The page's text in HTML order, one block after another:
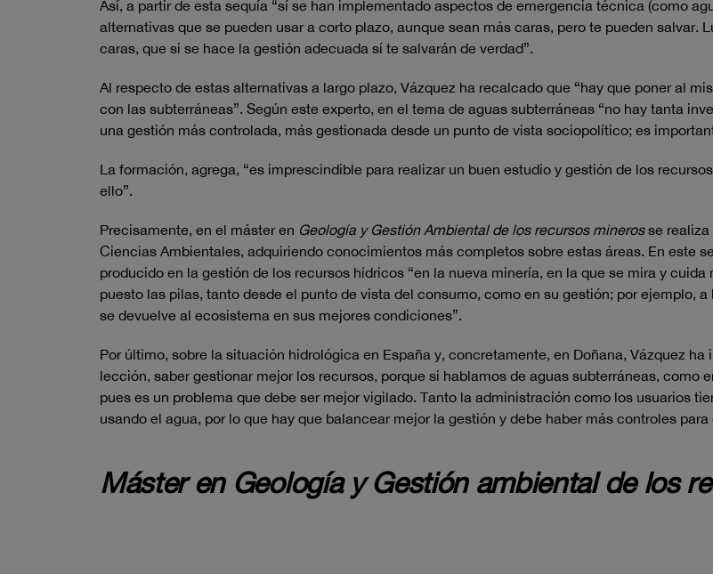
Así, a partir de esta sequía “sí se han implementado aspectos de emergencia técnica (como
alternativas que se pueden usar a corto plazo, aunque sean más caras, pero te pueden salvar.
caras, que si se hace la gestión adecuada sí te salvarán de verdad”.
Al respecto de estas alternativas a largo plazo, Vázquez ha recalcado que “hay que poner al
con las subterráneas”. Según este experto, en el tema de aguas subterráneas “no hay tanta
una gestión más controlada, más gestionada desde un punto de vista sociopolítico; es
La formación, agrega, “es imprescindible para realizar un buen estudio y gestión de los
ello”.
Precisamente, en el máster en Geología y Gestión Ambiental de los recursos minerosse realiza
Ciencias Ambientales, adquiriendo conocimientos más completos sobre estas áreas. En este
producido en la gestión de los recursos hídricos “en la nueva minería, en la que se mira y
puesto las pilas, tanto desde el punto de vista del consumo, como en su gestión; por ejemplo,
se devuelve al ecosistema en sus mejores condiciones”.
Por último, sobre la situación hidrológica en España y, concretamente, en Doñana, Vázquez
lección, saber gestionar mejor los recursos, porque si hablamos de aguas subterráneas, como
pues es un problema que debe ser mejor vigilado. Tanto la administración como los usuarios
usando el agua, por lo que hay que balancear mejor la gestión y debe haber más controles para
Másteren Geología y Gestión ambiental de los